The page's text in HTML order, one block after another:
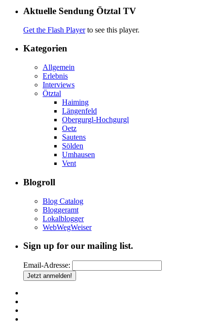
Aktuelle Sendung Ötztal TV
Get the Flash Playerto see this player.
Kategorien
Allgemein
Erlebnis
Interviews
Ötztal
Haiming
Längenfeld
Obergurgl-Hochgurgl
Oetz
Sautens
Sölden
Umhausen
Vent
Blogroll
Blog Catalog
Bloggeramt
Lokalblogger
WebWegWeiser
Sign up for our mailing list.
Email-Adresse: